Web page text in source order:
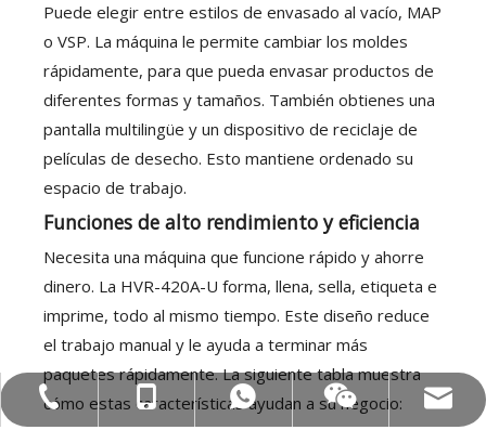
Puede elegir entre estilos de envasado al vacío, MAP
o VSP. La máquina le permite cambiar los moldes
rápidamente, para que pueda envasar productos de
diferentes formas y tamaños. También obtienes una
pantalla multilingüe y un dispositivo de reciclaje de
películas de desecho. Esto mantiene ordenado su
espacio de trabajo.
Funciones de alto rendimiento y eficiencia
Necesita una máquina que funcione rápido y ahorre
dinero. La HVR-420A-U forma, llena, sella, etiqueta e
imprime, todo al mismo tiempo. Este diseño reduce
el trabajo manual y le ayuda a terminar más
paquetes rápidamente. La siguiente tabla muestra
cómo estas características ayudan a su negocio:
Tel:+86-577-88627766
Mob: +86-18858715170
WA: 0086 18858715170
Veloz
Correo electrónico: hl@hualian.biz